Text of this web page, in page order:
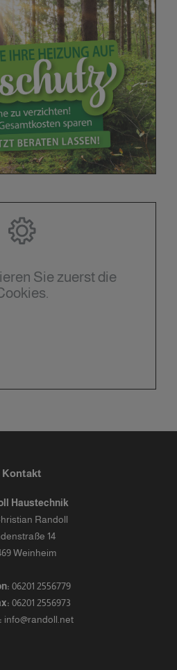
Sie zuerst die
Kontakt
Haustechnik
Randoll
14
Weinheim
06201 2556779
06201 2556973
info@randoll.net